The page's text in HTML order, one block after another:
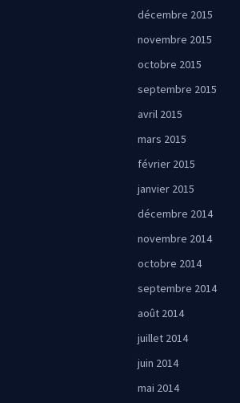
décembre 2015
novembre 2015
octobre 2015
septembre 2015
avril 2015
mars 2015
février 2015
janvier 2015
décembre 2014
novembre 2014
octobre 2014
septembre 2014
août 2014
juillet 2014
juin 2014
mai 2014